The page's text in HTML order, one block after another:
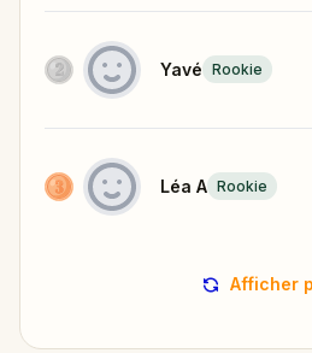
Yavé Rookie
Léa A Rookie
Afficher